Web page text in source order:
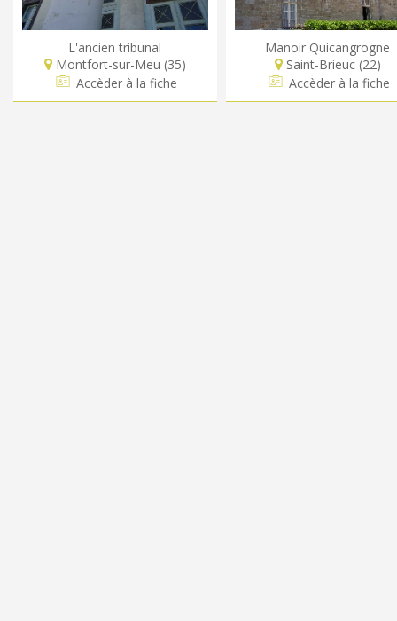
L'ancien tribunal
Montfort-sur-Meu (35)
Accèder à la fiche
Manoir Quicangrogne
Saint-Brieuc (22)
Accèder à la fiche